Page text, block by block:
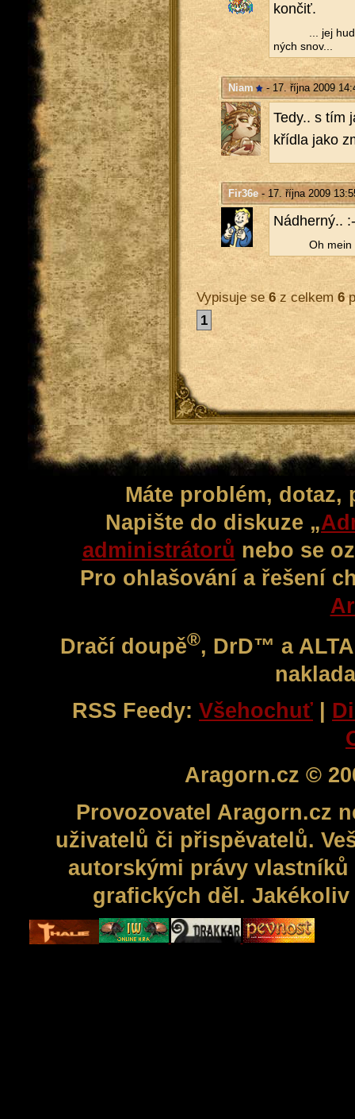
kon­čiť.
... jej
ných snov...
Niam - 17. října 2009
Tedy.. s tím
kří­d­la jako
Fir36e- 17. října 2009
Nád­her­ný..
Oh mein
Vypisuje se6z celkem 6
1
Máte problém,
Napište do diskuze „
administrátorů nebo se
Pro ohlašování a řešení
Dračí doupě®, DrD™ a
RSS Feedy: Všehochuť |
Aragorn.cz ©
Provozovatel Aragorn.cz
uživatelů či přispěvatelů.
autorskými právy
grafických děl.